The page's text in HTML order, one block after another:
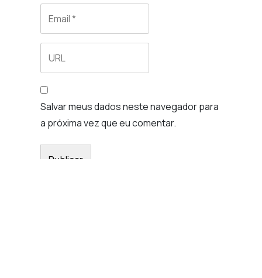
Salvar meus dados neste navegador para
a próxima vez que eu comentar.